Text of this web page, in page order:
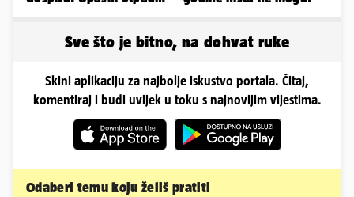
Sve što je bitno, na dohvat ruke
Skini aplikaciju za najbolje iskustvo portala. Čitaj,
komentiraj i budi uvijek u toku s najnovijim vijestima.
Odaberi temu koju želiš pratiti